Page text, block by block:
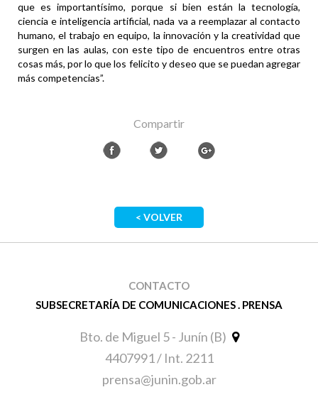
que es importantísimo, porque si bien están la tecnología,
ciencia e inteligencia artificial, nada va a reemplazar al contacto
humano, el trabajo en equipo, la innovación y la creatividad que
surgen en las aulas, con este tipo de encuentros entre otras
cosas más, por lo que los felicito y deseo que se puedan agregar
más competencias”.
Compartir
< VOLVER
CONTACTO
SUBSECRETARÍA DE COMUNICACIONES . PRENSA
Bto. de Miguel 5 - Junín (B)
4407991 / Int. 2211
prensa@junin.gob.ar